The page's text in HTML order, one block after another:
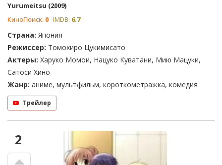
Yurumeitsu (2009)
КиноПоиск: 0 IMDB: 6.7
Страна: Япония
Режиссер: Томохиро Цукимисато
Актеры: Харуко Момои, Нацуко Куватани, Мию Мацуки,
Сатоси Хино
Жанр: аниме, мультфильм, короткометражка, комедия
Трейлер
2